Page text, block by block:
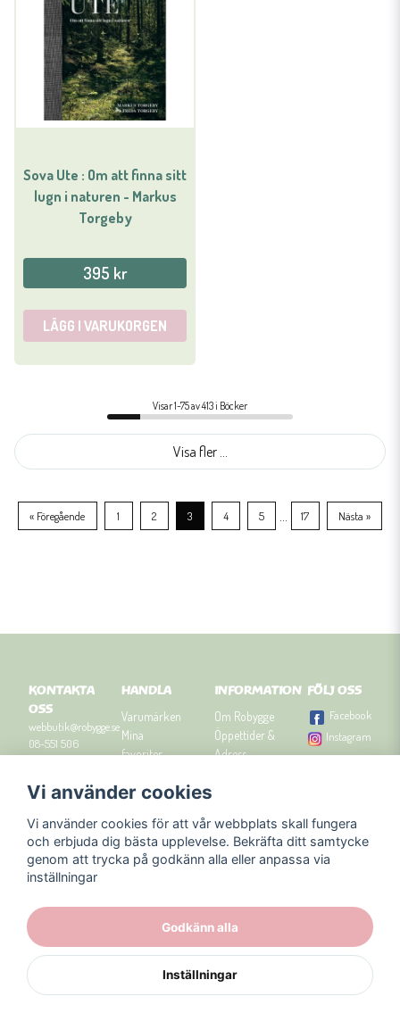
Sova Ute : Om att finna sitt
lugn i naturen - Markus
Torgeby
395 kr
LÄGG I VARUKORGEN
Visar 1-75 av 413 i Böcker
Visa fler ...
« Föregående 1 2 3 4 5 ... 17 Nästa »
KONTAKTA
OSS
webbutik@robygge.se
08-551 506
Orgnummer: 556463-
HANDLA
Varumärken
Mina
favoriter
Om cookies
Presenttips
INFORMATION
Om Robygge
Öppettider &
Adress
Kontakta oss
Nyhetsbrev
Blogg
FÖLJ OSS
Facebook
Instagram
Vi använder cookies
Vi använder cookies för att vår webbplats skall fungera
och erbjuda dig bästa upplevelse. Bekräfta ditt samtycke
genom att trycka på godkänn alla eller anpassa via
inställningar
Godkänn alla
Inställningar